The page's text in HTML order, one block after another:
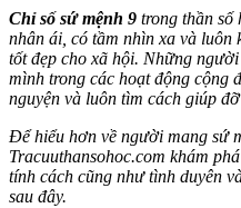
Chỉ số sứ mệnh 9 trong thần số
nhân ái, có tầm nhìn xa và
tốt đẹp cho xã hội. Những
mình trong các hoạt động cộng
nguyện và luôn tìm cách giúp
Để hiểu hơn về người mang sứ
Tracuuthansohoc.com khám
tính cách cũng như tình duyên
sau đây.